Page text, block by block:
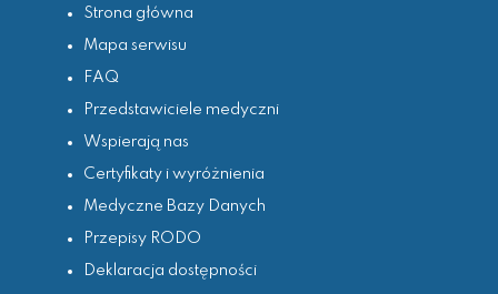
Strona główna
Mapa serwisu
FAQ
Przedstawiciele medyczni
Wspierają nas
Certyfikaty i wyróżnienia
Medyczne Bazy Danych
Przepisy RODO
Deklaracja dostępności